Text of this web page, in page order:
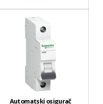
Automatski osigurač